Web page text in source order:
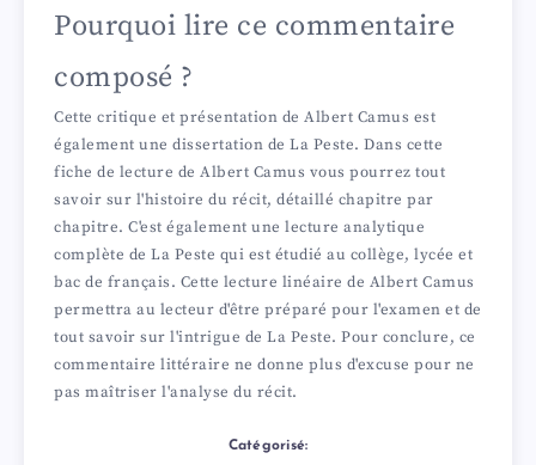
Pourquoi lire ce commentaire
composé ?
Cette critique et présentation de Albert Camus est
également une dissertation de La Peste. Dans cette
fiche de lecture de Albert Camus vous pourrez tout
savoir sur l'histoire du récit, détaillé chapitre par
chapitre. C'est également une lecture analytique
complète de La Peste qui est étudié au collège, lycée et
bac de français. Cette lecture linéaire de Albert Camus
permettra au lecteur d'être préparé pour l'examen et de
tout savoir sur l'intrigue de La Peste. Pour conclure, ce
commentaire littéraire ne donne plus d'excuse pour ne
pas maîtriser l'analyse du récit.
Catégorisé: